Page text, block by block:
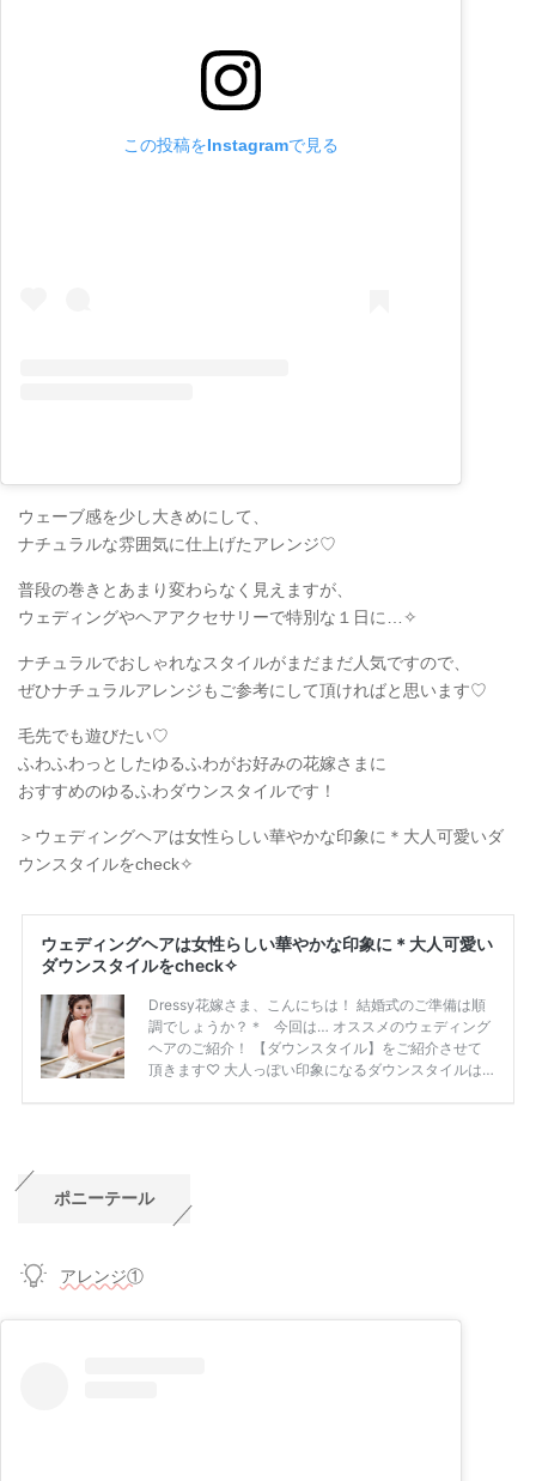
この投稿をInstagramで見る
ウェーブ感を少し大きめにして、
ナチュラルな雰囲気に仕上げたアレンジ♡
普段の巻きとあまり変わらなく見えますが、
ウェディングやヘアアクセサリーで特別な１日に…✧
ナチュラルでおしゃれなスタイルがまだまだ人気ですので、
ぜひナチュラルアレンジもご参考にして頂ければと思います♡
毛先でも遊びたい♡
ふわふわっとしたゆるふわがお好みの花嫁さまに
おすすめのゆるふわダウンスタイルです！
＞ウェディングヘアは女性らしい華やかな印象に＊大人可愛いダ
ウンスタイルをcheck✧
ポニーテール
アレンジ①